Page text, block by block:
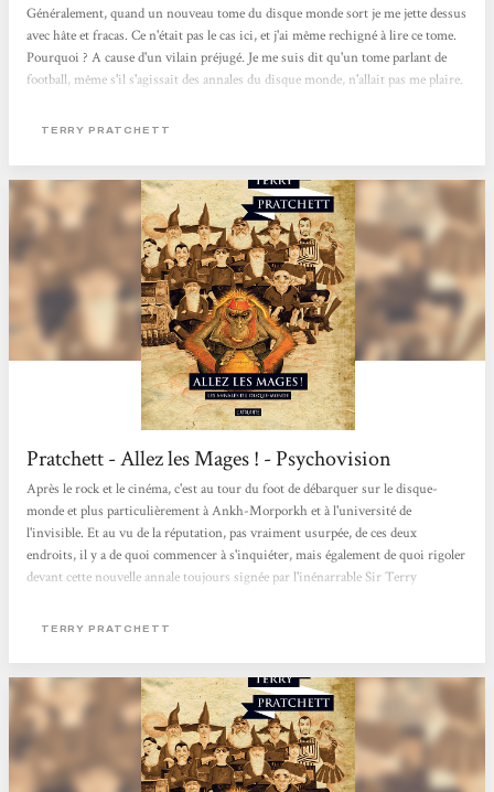
Généralement, quand un nouveau tome du disque monde sort je me jette dessus
avec hâte et fracas. Ce n'était pas le cas ici, et j'ai même rechigné à lire ce tome.
Pourquoi ? A cause d'un vilain préjugé. Je me suis dit qu'un tome parlant de
football, même s'il s'agissait des annales du disque monde, n'allait pas me plaire.
souvent quand je juge sans savoir. L'idée de base est simple, Cogite Stitbon,
postes...
TERRY PRATCHETT
Pratchett - Allez les Mages ! - Psychovision
Après le rock et le cinéma, c'est au tour du foot de débarquer sur le disque-
monde et plus particulièrement à Ankh-Morporkh et à l'université de
l'invisible. Et au vu de la réputation, pas vraiment usurpée, de ces deux
endroits, il y a de quoi commencer à s'inquiéter, mais également de quoi rigoler
devant cette nouvelle annale toujours signée par l'inénarrable Sir Terry
volume du disque-Monde, ni le pire d'ailleurs, mais ça se laisse lire et on
TERRY PRATCHETT